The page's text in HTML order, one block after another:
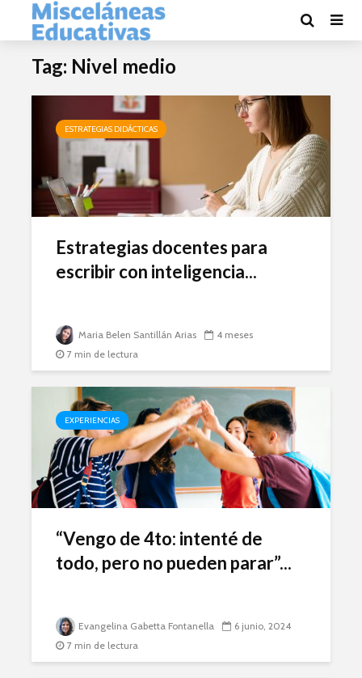
Tag: Nivel medio
ESTRATEGIAS DIDÁCTICAS
Estrategias docentes para
escribir con inteligencia...
Maria Belen Santillán Arias
4 meses
7 min de lectura
EXPERIENCIAS
“Vengo de 4to: intenté de
todo, pero no pueden parar”...
Evangelina Gabetta Fontanella
6 junio, 2024
7 min de lectura